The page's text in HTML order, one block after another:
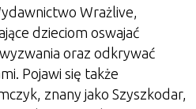
Wrażlive,
dzieciom oswajać
oraz odkrywać
Pojawi się także
znany jako Szyszkodar,